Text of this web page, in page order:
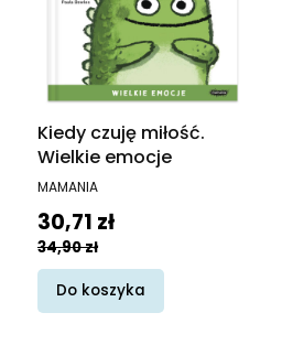
Kiedy czuję miłość.
Wielkie emocje
PRODUCENT
MAMANIA
Cena promocyjna
30,71 zł
34,90 zł
Do koszyka